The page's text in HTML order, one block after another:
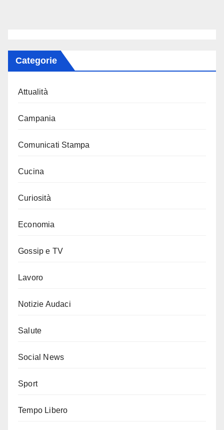
Categorie
Attualità
Campania
Comunicati Stampa
Cucina
Curiosità
Economia
Gossip e TV
Lavoro
Notizie Audaci
Salute
Social News
Sport
Tempo Libero